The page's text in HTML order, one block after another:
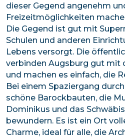
dieser Gegend angenehm
Freizeitmöglichkeiten
Die Gegend ist gut mit
Schulen und anderen
Lebens versorgt. Die
verbinden Augsburg gut mit
und machen es einfach, die
Bei einem Spaziergang
schöne Barockbauten, die
Dominikus und das
bewundern. Es ist ein Ort
Charme, ideal für alle, die